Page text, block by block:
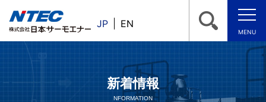
MENU
JP EN
新着情報
NFORMATION